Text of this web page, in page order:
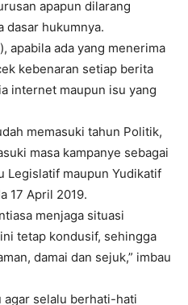
apapun dilarang
dasar hukumnya.
apabila ada yang menerima
kebenaran setiap berita
internet maupun isu yang
memasuki tahun Politik,
masa kampanye sebagai
Legislatif maupun Yudikatif
17 April 2019.
menjaga situasi
tetap kondusif, sehingga
damai dan sejuk,” imbau
agar selalu berhati-hati